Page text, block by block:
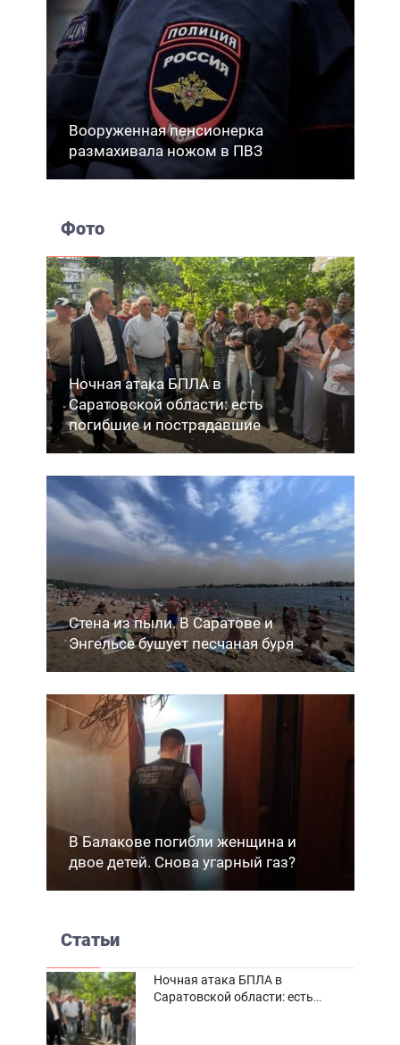
Вооруженная пенсионерка
размахивала ножом в ПВЗ
Фото
Ночная атака БПЛА в
Саратовской области: есть
погибшие и пострадавшие
Стена из пыли. В Саратове и
Энгельсе бушует песчаная буря
В Балакове погибли женщина и
двое детей. Снова угарный газ?
Статьи
Ночная атака БПЛА в
Саратовской области: есть